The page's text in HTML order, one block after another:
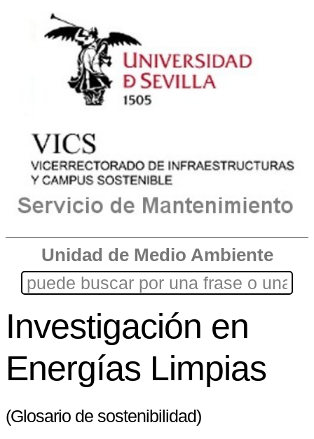
Unidad de Medio Ambiente
Investigación en
Energías Limpias
(Glosario de sostenibilidad)